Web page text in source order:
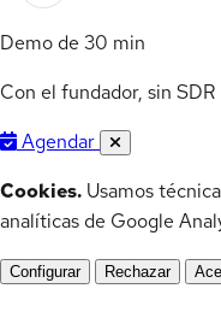
Demo de 30 min
Con el fundador, sin SDR
Agendar
Cookies. Usamos
analíticas de Google
Configurar Rechazar